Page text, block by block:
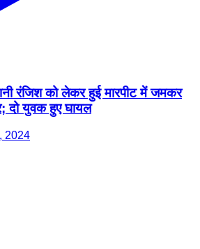
रंजिश को लेकर हुई मारपीट में जमकर
दो युवक हुए घायल
2024